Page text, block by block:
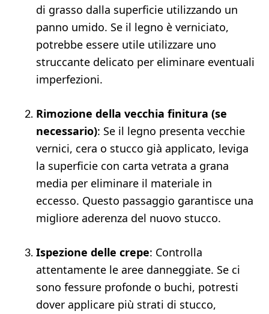
di grasso dalla superficie utilizzando un
panno umido. Se il legno è verniciato,
potrebbe essere utile utilizzare uno
struccante delicato per eliminare eventuali
imperfezioni.
Rimozione della vecchia finitura (se
necessario): Se il legno presenta vecchie
vernici, cera o stucco già applicato, leviga
la superficie con carta vetrata a grana
media per eliminare il materiale in
eccesso. Questo passaggio garantisce una
migliore aderenza del nuovo stucco.
Ispezione delle crepe: Controlla
attentamente le aree danneggiate. Se ci
sono fessure profonde o buchi, potresti
dover applicare più strati di stucco,